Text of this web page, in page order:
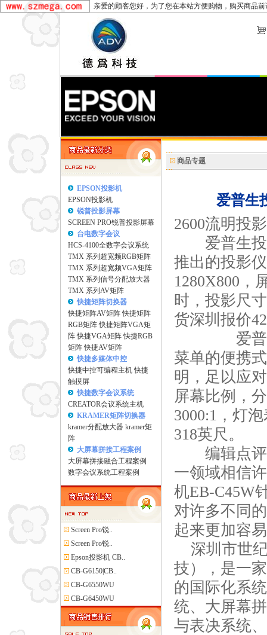
亲爱的顾客您好，为了您在本站方便购物，购买商品前
EPSON投影机
EPSON投影机
锐普投影屏幕
SCREEN PRO锐普投影屏幕
台电数字会议
HCS-4100全数字会议系统
TMX 系列超宽频RGB矩阵
TMX 系列超宽频VGA矩阵
TMX 系列信号分配放大器
TMX 系列AV矩阵
快捷矩阵切换器
快捷矩阵AV矩阵 快捷矩阵
RGB矩阵 快捷矩阵VGA矩
阵 快捷VGA矩阵 快捷RGB
矩阵 快捷AV矩阵
快捷多媒体中控
快捷中控可编程主机 快捷
触摸屏
快捷数字会议系统
CREATOR会议系统主机
KRAMER矩阵切换器
kramer分配放大器 kramer矩
阵
大屏幕拼接工程案例
大屏幕拼接融合工程案例
数字会议系统工程案例
Screen Pro锐..
Screen Pro锐..
Epson投影机 CB..
CB-G6150|CB..
CB-G6550WU
CB-G6450WU
商品专题
爱普生
2600流明投
爱普生投
推出的投影
1280X800，
时，投影尺
货深圳报价
爱普生投
菜单的便携
明，足以应
屏幕比例，
3000:1，灯
318英尺。
编辑点评
一领域相信
机EB-C45W
对许多不同
起来更加容
深圳市世
技），是一
的国际化系
统、大屏幕
与表决系统